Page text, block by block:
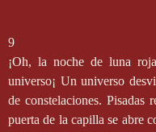
9
¡Oh, la noche de luna
universo¡ Un universo
de constelaciones. Pisadas
puerta de la capilla se abre